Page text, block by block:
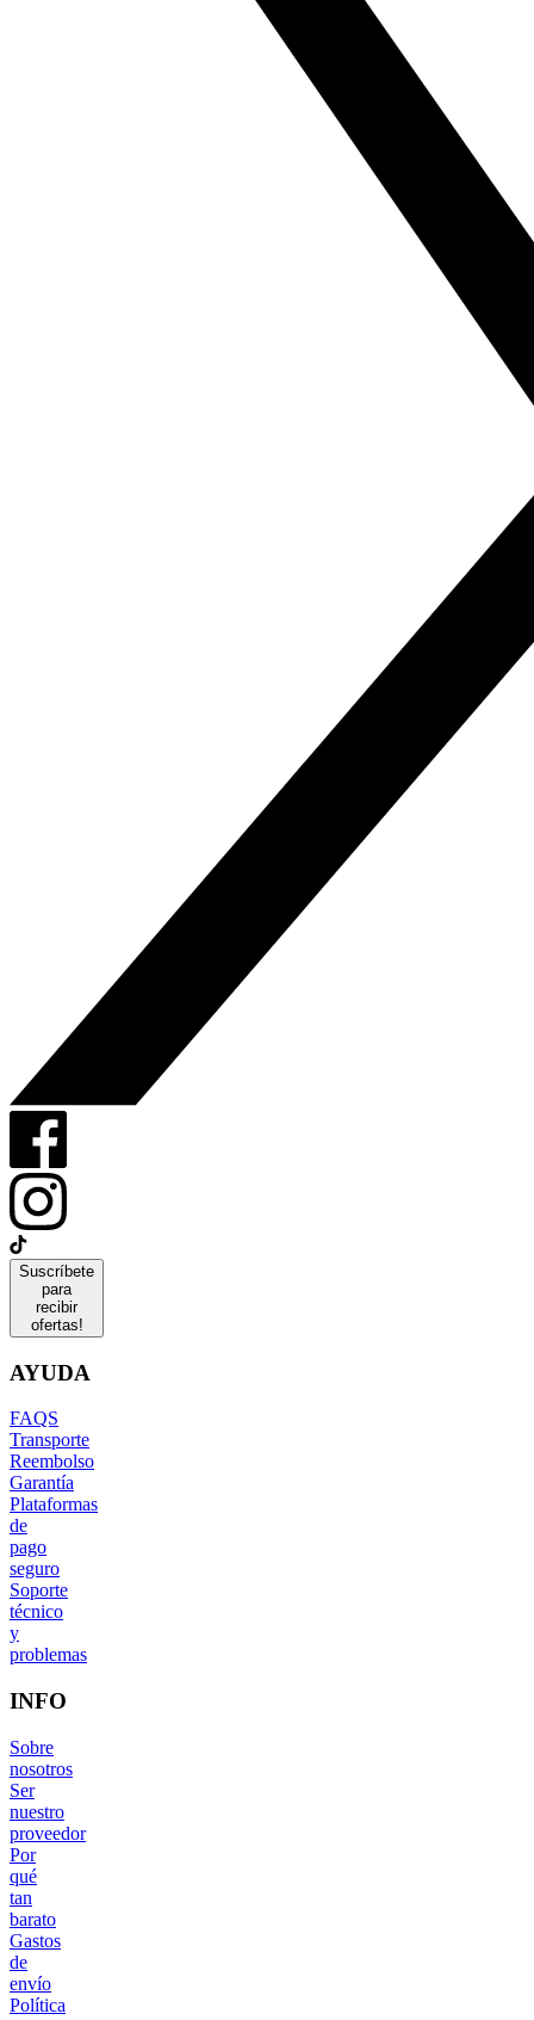
Suscríbete
para
recibir
ofertas!
AYUDA
FAQS
Transporte
Reembolso
Garantía
Plataformas
de
pago
seguro
Soporte
técnico
y
problemas
INFO
Sobre
nosotros
Ser
nuestro
proveedor
Por
qué
tan
barato
Gastos
de
envío
Política